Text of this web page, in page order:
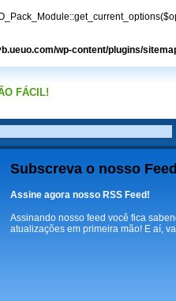
wp-content/plugins/
FÁCIL!
Subscreva o nosso
Assine agora nosso RSS Feed!
Assinando nosso feed você fica
atualizações em primeira mão! E aí,